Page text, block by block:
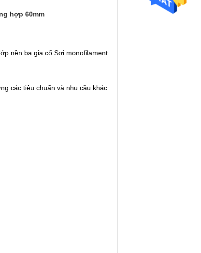
hợp 60mm
nền ba gia cố.Sợi monofilament
các tiêu chuẩn và nhu cầu khác